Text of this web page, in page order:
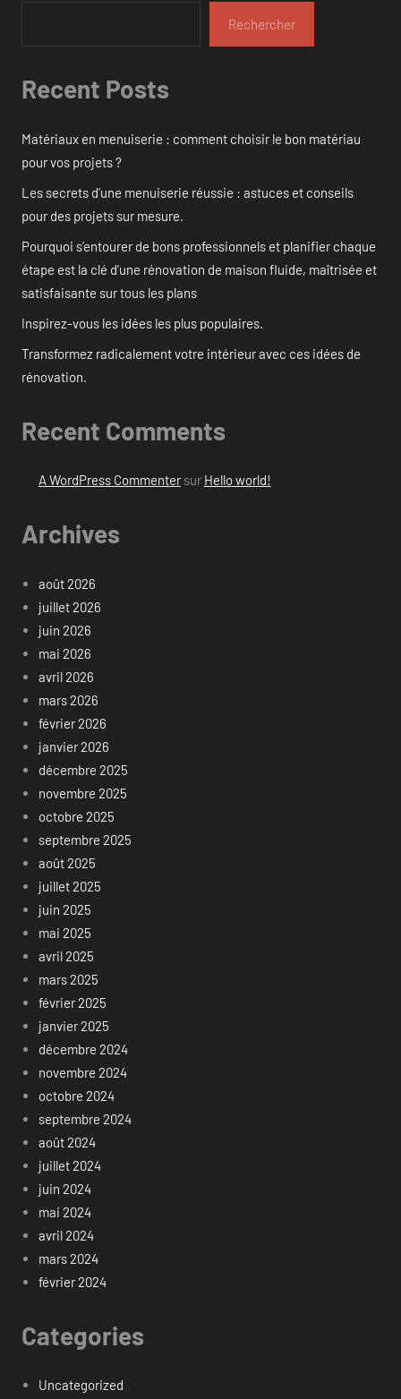
Rechercher
Recent Posts
Matériaux en menuiserie : comment choisir le bon matériau
pour vos projets ?
Les secrets d’une menuiserie réussie : astuces et conseils
pour des projets sur mesure.
Pourquoi s’entourer de bons professionnels et planifier chaque
étape est la clé d’une rénovation de maison fluide, maîtrisée et
satisfaisante sur tous les plans
Inspirez-vous les idées les plus populaires.
Transformez radicalement votre intérieur avec ces idées de
rénovation.
Recent Comments
A WordPress Commentersur Hello world!
Archives
août 2026
juillet 2026
juin 2026
mai 2026
avril 2026
mars 2026
février 2026
janvier 2026
décembre 2025
novembre 2025
octobre 2025
septembre 2025
août 2025
juillet 2025
juin 2025
mai 2025
avril 2025
mars 2025
février 2025
janvier 2025
décembre 2024
novembre 2024
octobre 2024
septembre 2024
août 2024
juillet 2024
juin 2024
mai 2024
avril 2024
mars 2024
février 2024
Categories
Uncategorized